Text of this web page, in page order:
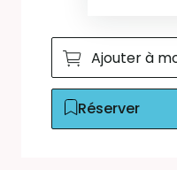
Ajouter à
Réserver